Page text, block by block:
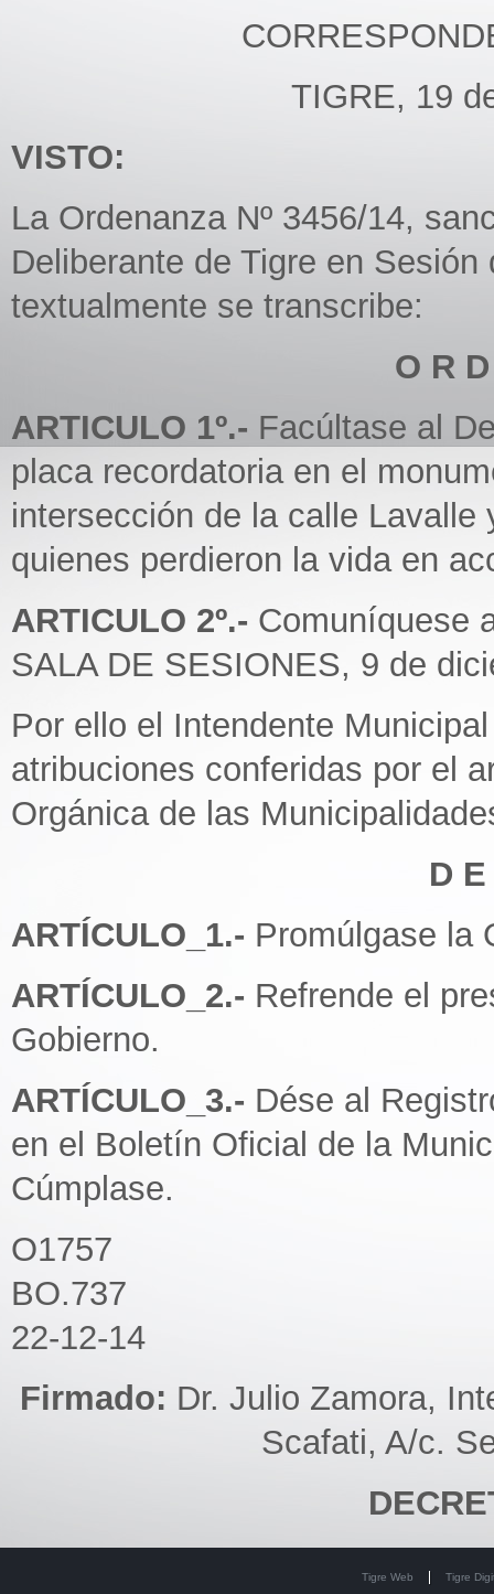
TIGRE, 19
VISTO:
La Ordenanza Nº 3456/14,
Deliberante de Tigre en
textualmente se transcribe:
O R
ARTICULO 1º.- Facúltase al
placa recordatoria en el
intersección de la calle
quienes perdieron la vida en
ARTICULO 2º.- Comuníquese
SALA DE SESIONES, 9 de
Por ello el Intendente
atribuciones conferidas por el
Orgánica de las
D
ARTÍCULO_1.- Promúlgase la
ARTÍCULO_2.- Refrende el
Gobierno.
ARTÍCULO_3.- Dése al
en el Boletín Oficial de la
Cúmplase.
O1757
BO.737
22-12-14
Firmado: Dr. Julio Zamora,
Scafati, A/c.
Tigre Web Tigre